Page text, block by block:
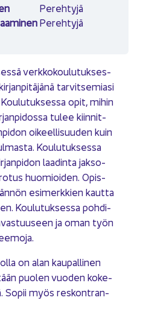
Pe­reh­ty­jä
Pe­reh­ty­jä
verk­ko­kou­lu­tuk­ses­
tar­vit­se­mia­si
opit, mihin
tulee kiin­nit­
oi­keel­li­suu­den kuin
Kou­lu­tuk­ses­sa
laa­din­ta jak­so­
huo­mioi­den. Opis­
esi­merk­kien kaut­ta
Kou­lu­tuk­ses­sa poh­di­
ja oman työn
on alan kau­pal­li­nen
puo­len vuo­den ko­ke­
myös res­kont­ran­